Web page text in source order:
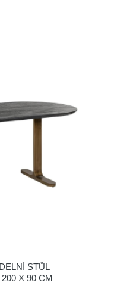
STŮL
X 90 CM